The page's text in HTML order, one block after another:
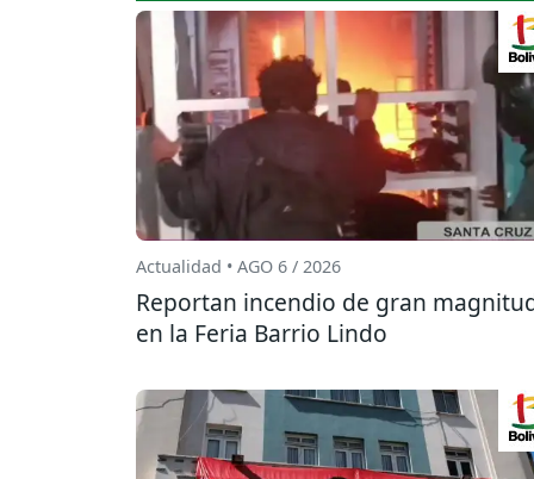
Actualidad • AGO 6 / 2026
Reportan incendio de gran
en la Feria Barrio Lindo